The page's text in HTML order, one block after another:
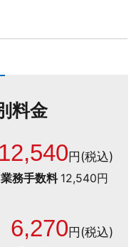
料金
12,540円(税込)
業務手数料 12,540円
6,270円(税込)